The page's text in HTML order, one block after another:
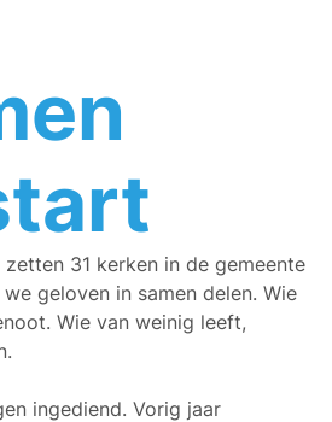
31 kerken in de gemeente
geloven in samen delen. Wie
Wie van weinig leeft,
ingediend. Vorig jaar